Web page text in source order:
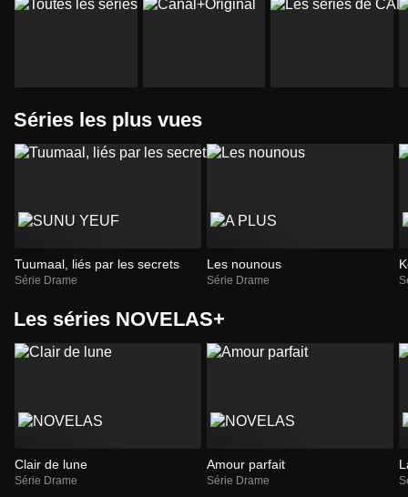
Séries les plus vues
Tuumaal, liés par les secrets
Série Drame
Les nounous
Série Drame
Les séries NOVELAS+
Clair de lune
Série Drame
Amour parfait
Série Drame